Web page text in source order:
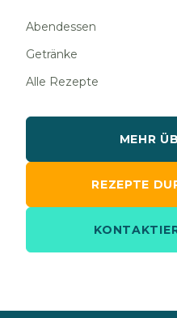
Abendessen
Getränke
Alle Rezepte
MEHR
REZEPTE